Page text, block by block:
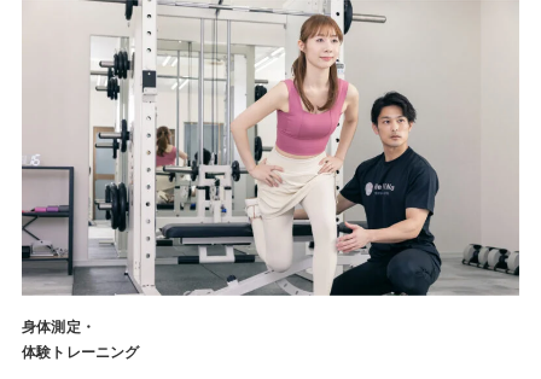
身体測定・
体験トレーニング